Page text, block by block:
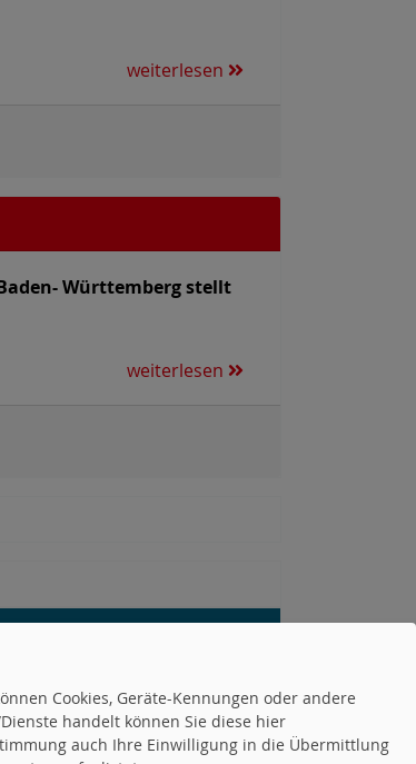
weiterlesen
Württemberg stellt
weiterlesen
Cookies, Geräte-Kennungen oder andere
handelt können Sie diese hier
auch Ihre Einwilligung in die Übermittlung